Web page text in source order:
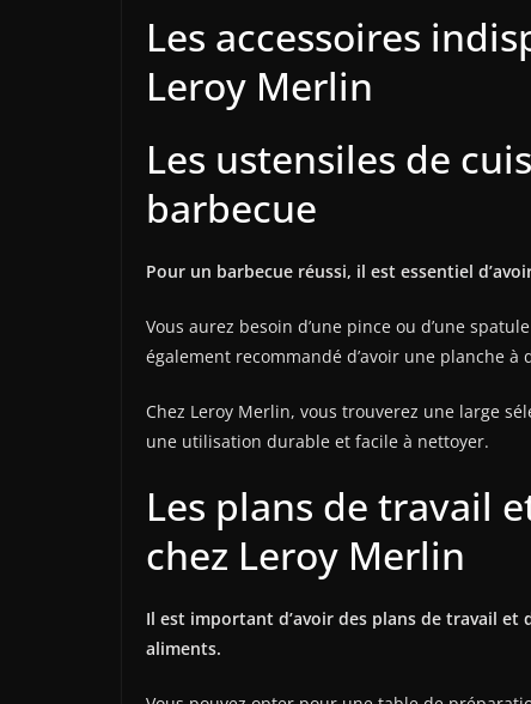
Les accessoires
Leroy Merlin
Les ustensiles de
barbecue
Pour un barbecue réussi, il est essentiel
Vous aurez besoin d’une pince ou d’une
également recommandé d’avoir une planche
Chez Leroy Merlin, vous trouverez une large
une utilisation durable et facile à nettoyer.
Les plans de travail
chez Leroy Merlin
Il est important d’avoir des plans de travail
aliments.